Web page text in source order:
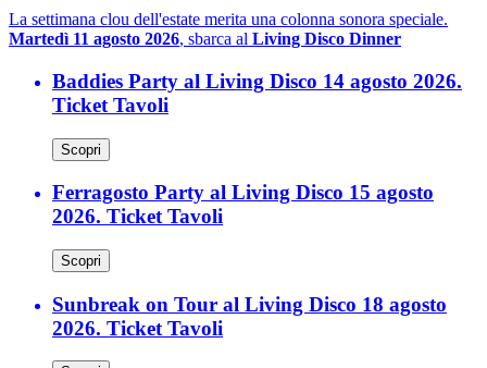
La settimana clou dell'estate merita una colonna sonora speciale.
Martedì 11 agosto 2026, sbarca al Living Disco Dinner
Baddies Party al Living Disco 14 agosto 2026.
Ticket Tavoli
Scopri
Ferragosto Party al Living Disco 15 agosto
2026. Ticket Tavoli
Scopri
Sunbreak on Tour al Living Disco 18 agosto
2026. Ticket Tavoli